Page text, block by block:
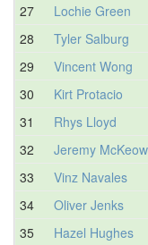
27
Lochie Green
28
Tyler Salburg
29
Vincent Wong
30
Kirt Protacio
31
Rhys Lloyd
32
Jeremy
33
Vinz Navales
34
Oliver Jenks
35
Hazel Hughes